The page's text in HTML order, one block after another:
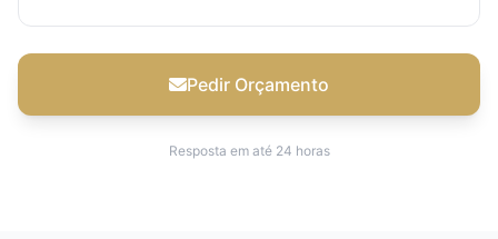
Pedir Orçamento
Resposta em até 24 horas